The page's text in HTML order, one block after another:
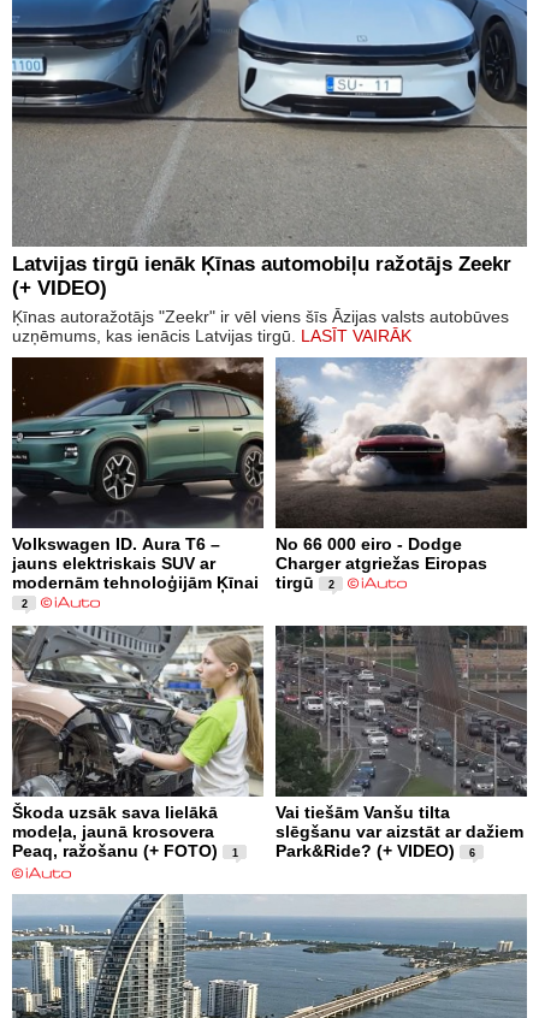
Latvijas tirgū ienāk Ķīnas automobiļu ražotājs Zeekr
(+ VIDEO)
Ķīnas autoražotājs "Zeekr" ir vēl viens šīs Āzijas valsts autobūves
uzņēmums, kas ienācis Latvijas tirgū. LASĪT VAIRĀK
Volkswagen ID. Aura T6 –
jauns elektriskais SUV ar
modernām tehnoloģijām Ķīnai
2
No 66 000 eiro - Dodge
Charger atgriežas Eiropas
tirgū
2
Škoda uzsāk sava lielākā
modeļa, jaunā krosovera
Peaq, ražošanu (+ FOTO)
1
Vai tiešām Vanšu tilta
slēgšanu var aizstāt ar dažiem
Park&Ride? (+ VIDEO)
6